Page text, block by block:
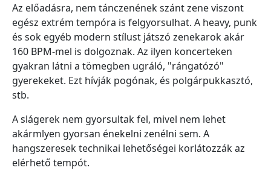
Az előadásra, nem tánczenének szánt zene viszont
egész extrém tempóra is felgyorsulhat. A heavy, punk
és sok egyéb modern stílust játszó zenekarok akár
160 BPM-mel is dolgoznak. Az ilyen koncerteken
gyakran látni a tömegben ugráló, "rángatózó"
gyerekeket. Ezt hívják pogónak, és polgárpukkasztó,
stb.
A slágerek nem gyorsultak fel, mivel nem lehet
akármlyen gyorsan énekelni zenélni sem. A
hangszeresek technikai lehetőségei korlátozzák az
elérhető tempót.